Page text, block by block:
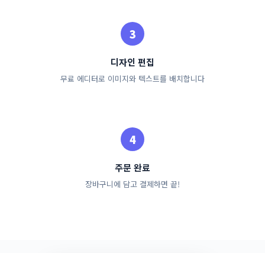
디자인 편집
무료 에디터로 이미지와 텍스트를 배치합니다
주문 완료
장바구니에 담고 결제하면 끝!